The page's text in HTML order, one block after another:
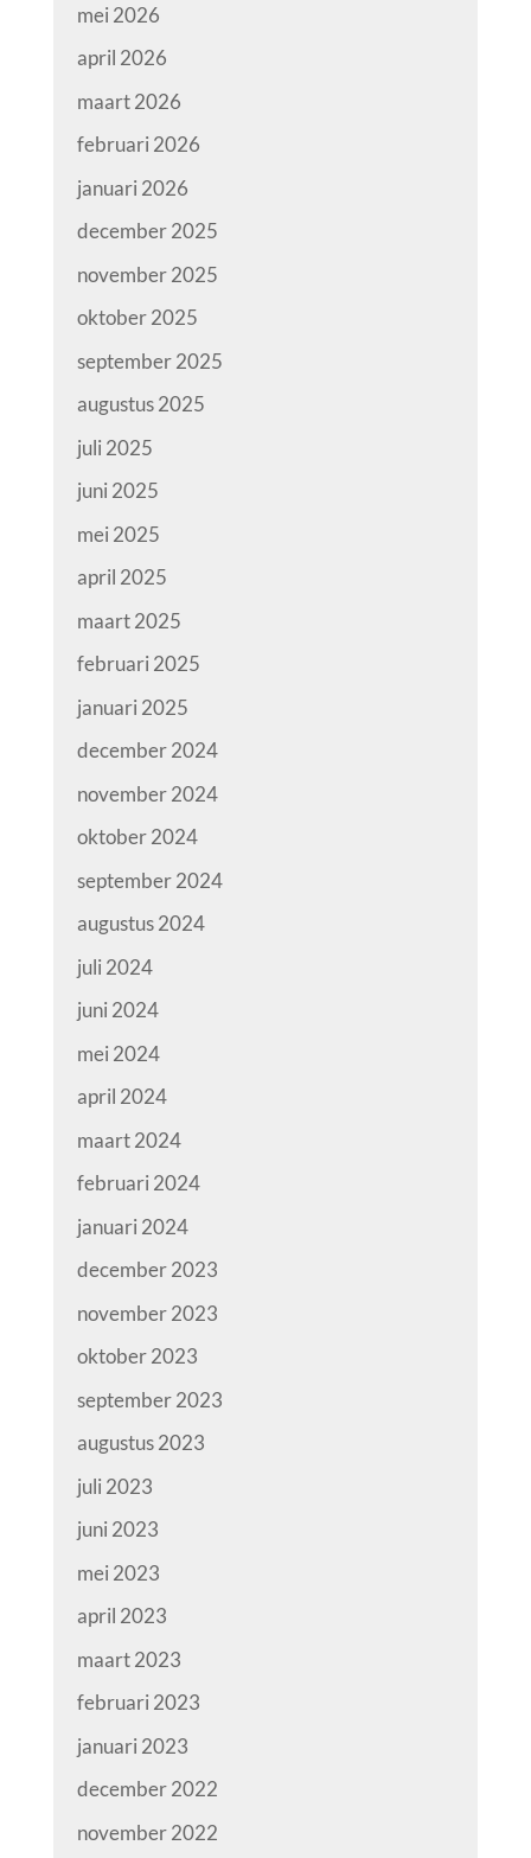
mei 2026
april 2026
maart 2026
februari 2026
januari 2026
december 2025
november 2025
oktober 2025
september 2025
augustus 2025
juli 2025
juni 2025
mei 2025
april 2025
maart 2025
februari 2025
januari 2025
december 2024
november 2024
oktober 2024
september 2024
augustus 2024
juli 2024
juni 2024
mei 2024
april 2024
maart 2024
februari 2024
januari 2024
december 2023
november 2023
oktober 2023
september 2023
augustus 2023
juli 2023
juni 2023
mei 2023
april 2023
maart 2023
februari 2023
januari 2023
december 2022
november 2022